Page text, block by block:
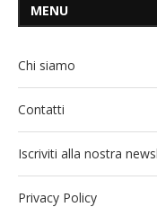
MENU
Chi siamo
Contatti
Iscriviti alla nostra
Privacy Policy